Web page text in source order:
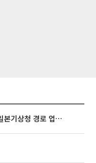
태풍 '돌핀' 오키나와 접근…일본기상청 경로 업데이트